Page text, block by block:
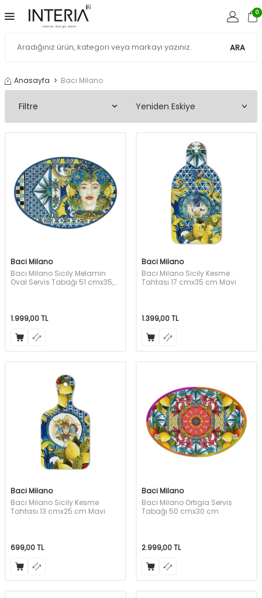
ARA
0
Anasayfa Baci Milano
Filtre
Baci Milano
Baci Milano Sicily Melamin
Oval Servis Tabağı 51 cmx35,5
1.999,00TL
Baci Milano
Baci Milano Sicily Kesme
Tahtası 17 cmx35 cm Mavi
1.399,00TL
Baci Milano
Baci Milano Sicily Kesme
Tahtası 13 cmx25 cm Mavi
699,00TL
Baci Milano
Baci Milano Ortigia Servis
Tabağı 50 cmx30 cm
2.999,00TL